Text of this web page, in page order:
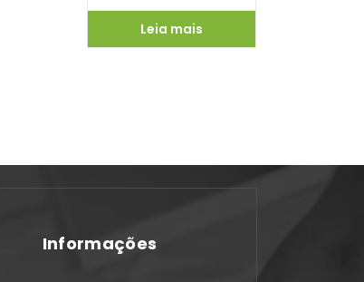
Leia mais
Informações